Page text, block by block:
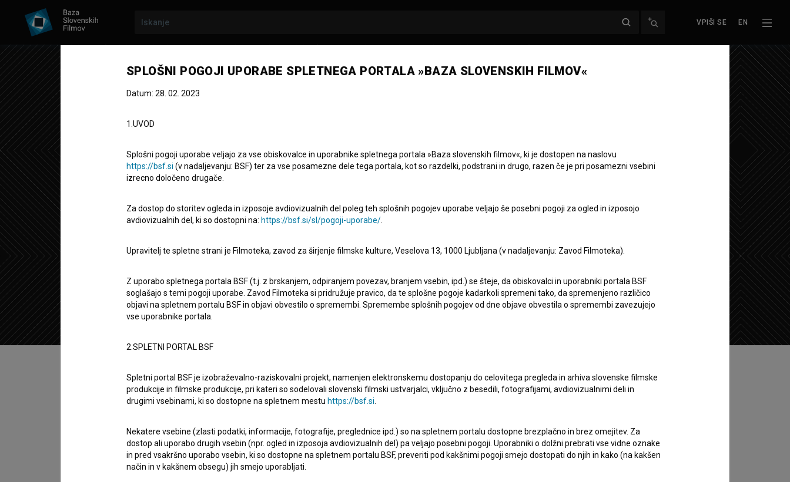
VPIŠI SE EN
Libido
Želim si ogledati ta film
je opredeljen kot komedija. Režiserka jeNina Kojima . Prejel je 4 nagrade.
SPLOŠNI POGOJI UPORABE SPLETNEGA PORTALA »BAZA SLOVENSKIH FILMOV«
Datum: 28. 02. 2023
1.UVOD
Splošni pogoji uporabe veljajo za vse obiskovalce in uporabnike spletnega portala »Baza slovenskih filmov«, ki je dostopen na naslovu
https://bsf.si (v nadaljevanju: BSF) ter za vse posamezne dele tega portala, kot so razdelki, podstrani in drugo, razen če je pri posamezni vsebini
izrecno določeno drugače.
Za dostop do storitev ogleda in izposoje avdiovizualnih del poleg teh splošnih pogojev uporabe veljajo še posebni pogoji za ogled in izposojo
avdiovizualnih del, ki so dostopni na: https://bsf.si/sl/pogoji-uporabe/
Upravitelj te spletne strani je Filmoteka, zavod za širjenje filmske kulture, Veselova 13, 1000 Ljubljana (v nadaljevanju: Zavod Filmoteka).
Z uporabo spletnega portala BSF (t.j. z brskanjem, odpiranjem povezav, branjem vsebin, ipd.) se šteje, da obiskovalci in uporabniki portala BSF
soglašajo s temi pogoji uporabe. Zavod Filmoteka si pridružuje pravico, da te splošne pogoje kadarkoli spremeni tako, da spremenjeno različico
objavi na spletnem portalu BSF in objavi obvestilo o spremembi. Spremembe splošnih pogojev od dne objave obvestila o spremembi zavezujejo
vse uporabnike portala.
2.SPLETNI PORTAL BSF
Spletni portal BSF je izobraževalno-raziskovalni projekt, namenjen elektronskemu dostopanju do celovitega pregleda in arhiva slovenske filmske
produkcije in filmske produkcije, pri kateri so sodelovali slovenski filmski ustvarjalci, vključno z besedili, fotografijami, avdiovizualnimi deli in
drugimi vsebinami, ki so dostopne na spletnem mestu https://bsf.si
Nekatere vsebine (zlasti podatki, informacije, fotografije, preglednice ipd.) so na spletnem portalu dostopne brezplačno in brez omejitev. Za
dostop ali uporabo drugih vsebin (npr. ogled in izposoja avdiovizualnih del) pa veljajo posebni pogoji. Uporabniki o dolžni prebrati vse vidne oznake
in pred vsakršno uporabo vsebin, ki so dostopne na spletnem portalu BSF, preveriti pod kakšnimi pogoji smejo dostopati do njih in kako (na kakšen
način in v kakšnem obsegu) jih smejo uporabljati.